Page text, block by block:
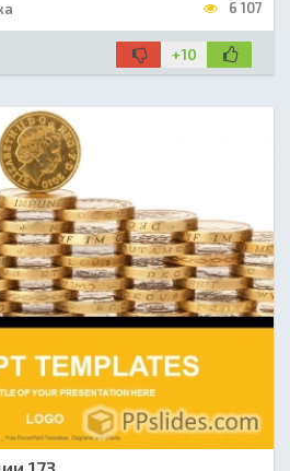
6 107
+10